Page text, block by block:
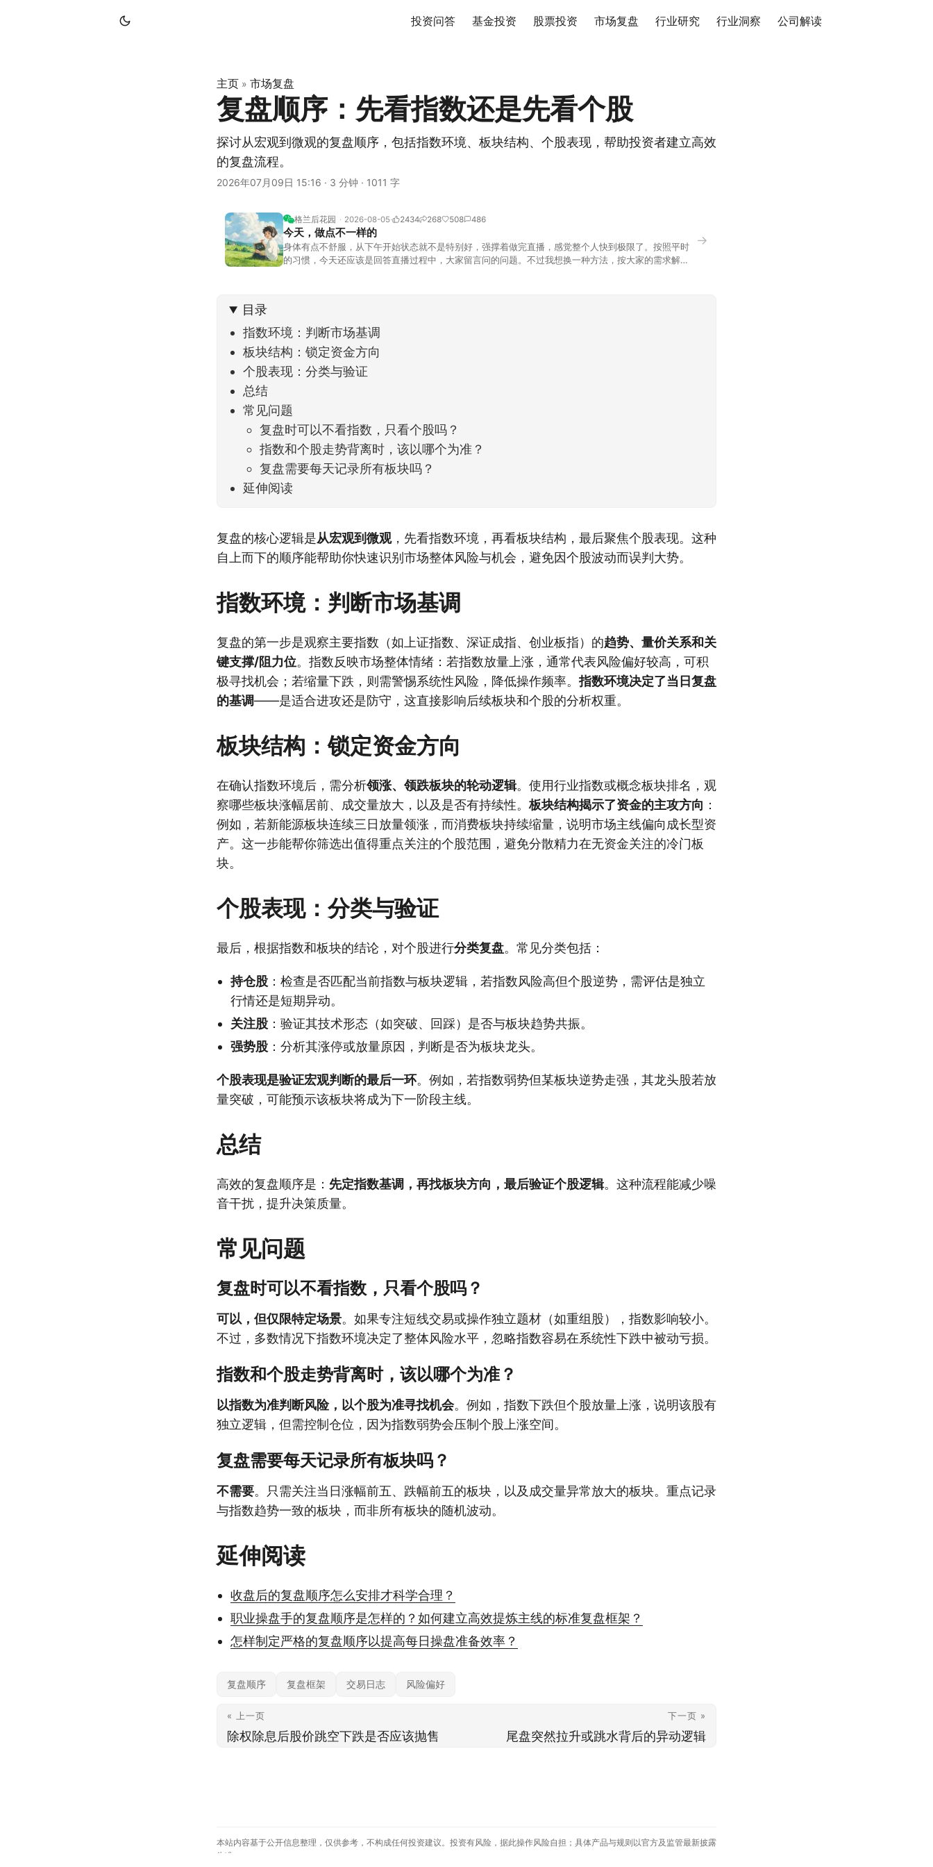
投资问答 基金投资 股票投资 市场复盘 行业研究 行业洞察 公司解读
主页 » 市场复盘
复盘顺序：先看指数还是先看个股
探讨从宏观到微观的复盘顺序，包括指数环境、板块结构、个股表现，帮助投资者建立高效
的复盘流程。
2026年07月09日 15:16 · 3 分钟 · 1011 字
格兰后花园 2026-08-05 2434 268 508 486
今天，做点不一样的
身体有点不舒服，从下午开始状态就不是特别好，强撑着做完直播，感觉整个人快到极限了。按照平时
的习惯，今天还应该是回答直播过程中，大家留言问的问题。不过我想换一种方法，按大家的需求解
→
目录
指数环境：判断市场基调
板块结构：锁定资金方向
个股表现：分类与验证
总结
常见问题
复盘时可以不看指数，只看个股吗？
指数和个股走势背离时，该以哪个为准？
复盘需要每天记录所有板块吗？
延伸阅读
复盘的核心逻辑是从宏观到微观，先看指数环境，再看板块结构，最后聚焦个股表现。这种
自上而下的顺序能帮助你快速识别市场整体风险与机会，避免因个股波动而误判大势。
指数环境：判断市场基调
复盘的第一步是观察主要指数（如上证指数、深证成指、创业板指）的趋势、量价关系和关
键支撑/阻力位。指数反映市场整体情绪：若指数放量上涨，通常代表风险偏好较高，可积
极寻找机会；若缩量下跌，则需警惕系统性风险，降低操作频率。指数环境决定了当日复盘
的基调——是适合进攻还是防守，这直接影响后续板块和个股的分析权重。
板块结构：锁定资金方向
在确认指数环境后，需分析领涨、领跌板块的轮动逻辑。使用行业指数或概念板块排名，观
察哪些板块涨幅居前、成交量放大，以及是否有持续性。板块结构揭示了资金的主攻方向 ：
例如，若新能源板块连续三日放量领涨，而消费板块持续缩量，说明市场主线偏向成长型资
产。这一步能帮你筛选出值得重点关注的个股范围，避免分散精力在无资金关注的冷门板
块。
个股表现：分类与验证
最后，根据指数和板块的结论，对个股进行分类复盘。常见分类包括：
持仓股 ：检查是否匹配当前指数与板块逻辑，若指数风险高但个股逆势，需评估是独立
行情还是短期异动。
关注股 ：验证其技术形态（如突破、回踩）是否与板块趋势共振。
强势股 ：分析其涨停或放量原因，判断是否为板块龙头。
个股表现是验证宏观判断的最后一环。例如，若指数弱势但某板块逆势走强，其龙头股若放
量突破，可能预示该板块将成为下一阶段主线。
总结
高效的复盘顺序是： 先定指数基调，再找板块方向，最后验证个股逻辑。这种流程能减少噪
音干扰，提升决策质量。
常见问题
复盘时可以不看指数，只看个股吗？
可以，但仅限特定场景。如果专注短线交易或操作独立题材（如重组股），指数影响较小。
不过，多数情况下指数环境决定了整体风险水平，忽略指数容易在系统性下跌中被动亏损。
指数和个股走势背离时，该以哪个为准？
以指数为准判断风险，以个股为准寻找机会。例如，指数下跌但个股放量上涨，说明该股有
独立逻辑，但需控制仓位，因为指数弱势会压制个股上涨空间。
复盘需要每天记录所有板块吗？
不需要。只需关注当日涨幅前五、跌幅前五的板块，以及成交量异常放大的板块。重点记录
与指数趋势一致的板块，而非所有板块的随机波动。
延伸阅读
收盘后的复盘顺序怎么安排才科学合理？
职业操盘手的复盘顺序是怎样的？如何建立高效提炼主线的标准复盘框架？
怎样制定严格的复盘顺序以提高每日操盘准备效率？
复盘顺序 复盘框架 交易日志 风险偏好
« 上一页
除权除息后股价跳空下跌是否应该抛售
下一页 »
尾盘突然拉升或跳水背后的异动逻辑
本站内容基于公开信息整理，仅供参考，不构成任何投资建议。投资有风险，据此操作风险自担；具体产品与规则以官方及监管最新披露
为准。